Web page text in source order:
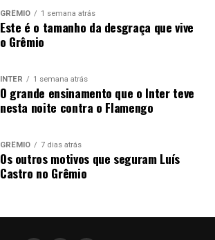
GRÊMIO 1 semana atrás
Este é o tamanho da desgraça que vive
o Grêmio
INTER 1 semana atrás
O grande ensinamento que o Inter teve
nesta noite contra o Flamengo
GRÊMIO 7 dias atrás
Os outros motivos que seguram Luís
Castro no Grêmio